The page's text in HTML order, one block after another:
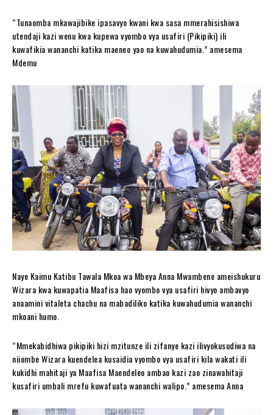
“Tunaomba mkawajibike ipasavyo kwani kwa sasa mmerahisishiwa
utendaji kazi wenu kwa kupewa vyombo vya usafiri (Pikipiki) ili
kuwafikia wananchi katika maeneo yao na kuwahudumia.” amesema
Mdemu
Naye Kaimu Katibu Tawala Mkoa wa Mbeya Anna Mwambene ameishukuru
Wizara kwa kuwapatia Maafisa hao vyombo vya usafiri hivyo ambavyo
anaamini vitaleta chachu na mabadiliko katika kuwahudumia wananchi
mkoani humo.
“Mmekabidhiwa pikipiki hizi mzitunze ili zifanye kazi ilivyokusudiwa na
niiombe Wizara kuendelea kusaidia vyombo vya usafiri kila wakati ili
kukidhi mahitaji ya Maafisa Maendeleo ambao kazi zao zinawahitaji
kusafiri umbali mrefu kuwafuata wananchi walipo.” amesema Anna